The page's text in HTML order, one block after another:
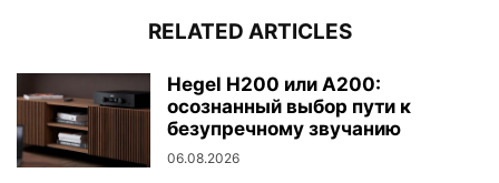
RELATED ARTICLES
Hegel H200 или A200:
осознанный выбор пути к
безупречному звучанию
06.08.2026